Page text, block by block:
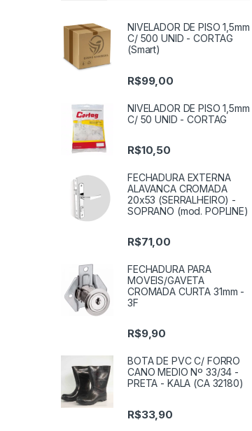
NIVELADOR DE PISO 1,5mm
C/ 500 UNID - CORTAG
(Smart)
R$99,00
NIVELADOR DE PISO 1,5mm
C/ 50 UNID - CORTAG
R$10,50
FECHADURA EXTERNA
ALAVANCA CROMADA
20x53 (SERRALHEIRO) -
SOPRANO (mod. POPLINE)
R$71,00
FECHADURA PARA
MOVEIS/GAVETA
CROMADA CURTA 31mm -
3F
R$9,90
BOTA DE PVC C/ FORRO
CANO MEDIO Nº 33/34 -
PRETA - KALA (CA 32180)
R$33,90